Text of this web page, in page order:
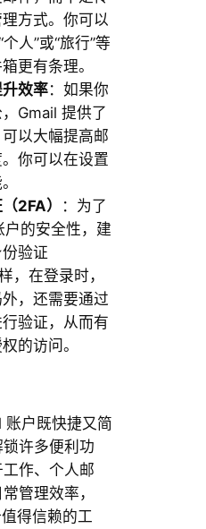
方式。你可以
人”或“旅行”等
更有条理。
效率：如果你
Gmail 提供了
以大幅提高邮
你可以在设置
2FA）
：为了
的安全性，建
验证
，在登录时，
，还需要通过
验证，从而有
的访问。
账户既快捷又简
许多便利功
作、个人邮
管理效率，
得信赖的工